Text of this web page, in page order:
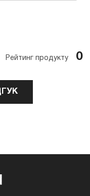
Рейтинг продукту 0